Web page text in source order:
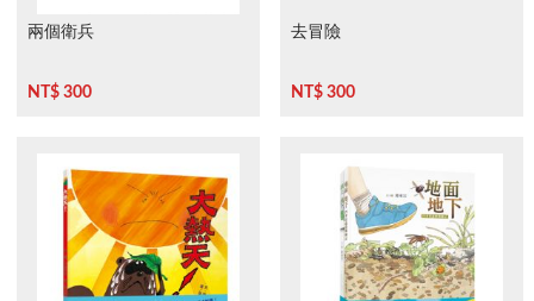
兩個衛兵
NT$ 300
去冒險
NT$ 300